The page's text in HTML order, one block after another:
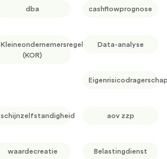
dba cashflowprognose
Kleineondernemersregeling
(KOR)
Data-analyse
schijnzelfstandigheid aov zzp
waardecreatie Belastingdienst